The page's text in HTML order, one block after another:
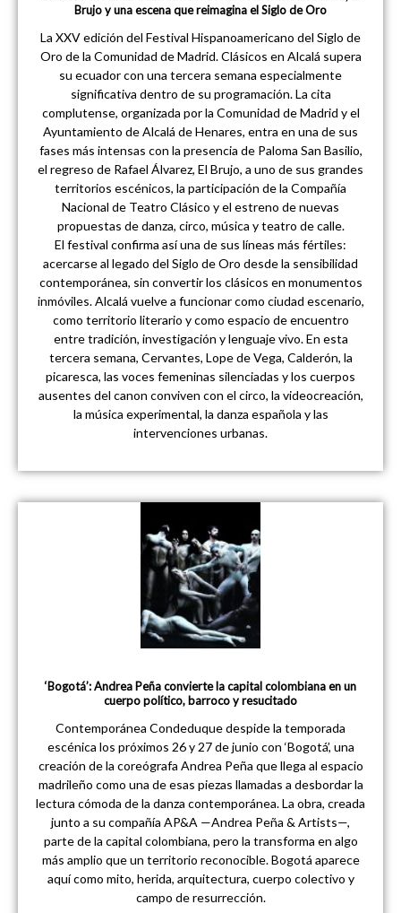
Brujo y una escena que reimagina el Siglo de Oro
La XXV edición del Festival Hispanoamericano del Siglo de
Oro de la Comunidad de Madrid. Clásicos en Alcalá supera
su ecuador con una tercera semana especialmente
significativa dentro de su programación. La cita
complutense, organizada por la Comunidad de Madrid y el
Ayuntamiento de Alcalá de Henares, entra en una de sus
fases más intensas con la presencia de Paloma San Basilio,
el regreso de Rafael Álvarez, El Brujo, a uno de sus grandes
territorios escénicos, la participación de la Compañía
Nacional de Teatro Clásico y el estreno de nuevas
propuestas de danza, circo, música y teatro de calle.
El festival confirma así una de sus líneas más fértiles:
acercarse al legado del Siglo de Oro desde la sensibilidad
contemporánea, sin convertir los clásicos en monumentos
inmóviles. Alcalá vuelve a funcionar como ciudad escenario,
como territorio literario y como espacio de encuentro
entre tradición, investigación y lenguaje vivo. En esta
tercera semana, Cervantes, Lope de Vega, Calderón, la
picaresca, las voces femeninas silenciadas y los cuerpos
ausentes del canon conviven con el circo, la videocreación,
la música experimental, la danza española y las
intervenciones urbanas.
‘Bogotá’: Andrea Peña convierte la capital colombiana en un
cuerpo político, barroco y resucitado
Contemporánea Condeduque despide la temporada
escénica los próximos 26 y 27 de junio con ‘Bogotá’, una
creación de la coreógrafa Andrea Peña que llega al espacio
madrileño como una de esas piezas llamadas a desbordar la
lectura cómoda de la danza contemporánea. La obra, creada
junto a su compañía AP&A —Andrea Peña & Artists—,
parte de la capital colombiana, pero la transforma en algo
más amplio que un territorio reconocible. Bogotá aparece
aquí como mito, herida, arquitectura, cuerpo colectivo y
campo de resurrección.